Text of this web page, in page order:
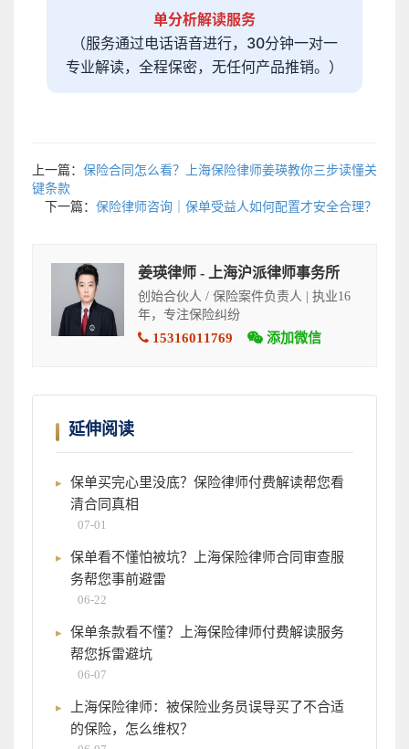
单分析解读服务
（服务通过电话语音进行，30分钟一对一
专业解读，全程保密，无任何产品推销。）
上一篇： 保险合同怎么看？上海保险律师姜瑛教你三步读懂关
键条款
下一篇： 保险律师咨询｜保单受益人如何配置才安全合理？
姜瑛律师 - 上海沪派律师事务所
创始合伙人 / 保险案件负责人 | 执业16
年，专注保险纠纷
15316011769 添加微信
延伸阅读
保单买完心里没底？保险律师付费解读帮您看
清合同真相
07-01
保单看不懂怕被坑？上海保险律师合同审查服
务帮您事前避雷
06-22
保单条款看不懂？上海保险律师付费解读服务
帮您拆雷避坑
06-07
上海保险律师：被保险业务员误导买了不合适
的保险，怎么维权？